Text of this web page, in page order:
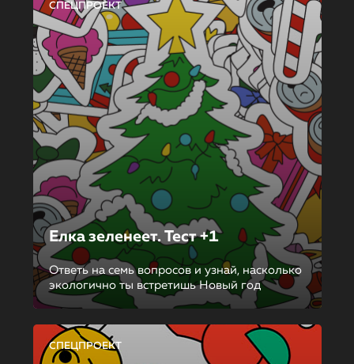
СПЕЦПРОЕКТ
Елка зеленеет. Тест +1
Ответь на семь вопросов и узнай, насколько
экологично ты встретишь Новый год
СПЕЦПРОЕКТ